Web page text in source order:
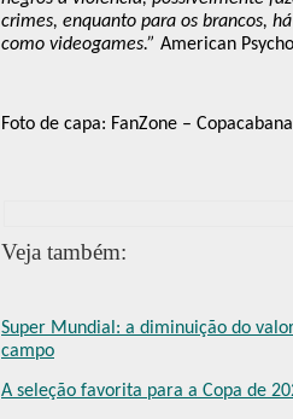
crimes, enquanto para os brancos,
como videogames.” American
Foto de capa: FanZone –
Veja também:
Super Mundial: a diminuição do
campo
A seleção favorita para a Copa de